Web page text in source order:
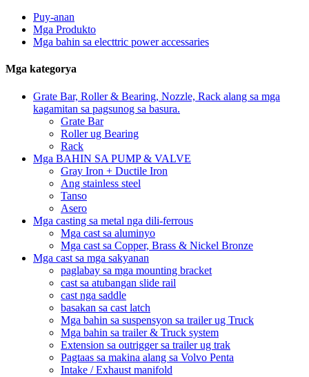
Puy-anan
Mga Produkto
Mga bahin sa electtric power accessaries
Mga kategorya
Grate Bar, Roller & Bearing, Nozzle, Rack alang sa mga
kagamitan sa pagsunog sa basura.
Grate Bar
Roller ug Bearing
Rack
Mga BAHIN SA PUMP & VALVE
Gray Iron + Ductile Iron
Ang stainless steel
Tanso
Asero
Mga casting sa metal nga dili-ferrous
Mga cast sa aluminyo
Mga cast sa Copper, Brass & Nickel Bronze
Mga cast sa mga sakyanan
paglabay sa mga mounting bracket
cast sa atubangan slide rail
cast nga saddle
basakan sa cast latch
Mga bahin sa suspensyon sa trailer ug Truck
Mga bahin sa trailer & Truck system
Extension sa outrigger sa trailer ug trak
Pagtaas sa makina alang sa Volvo Penta
Intake / Exhaust manifold